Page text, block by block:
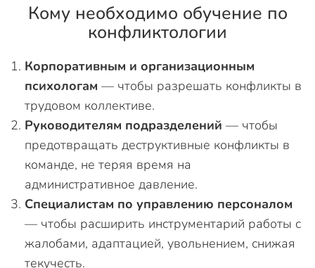
Кому необходимо обучение по
конфликтологии
Корпоративным и организационным
психологам — чтобы разрешать конфликты в
трудовом коллективе.
Руководителям подразделений — чтобы
предотвращать деструктивные конфликты в
команде, не теряя время на
административное давление.
Специалистам по управлению персоналом
— чтобы расширить инструментарий работы с
жалобами, адаптацией, увольнением, снижая
текучесть.